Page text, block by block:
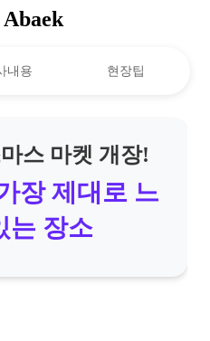
Abaek
내용 현장팁
스 마켓 개장!
장 제대로 느
는 장소